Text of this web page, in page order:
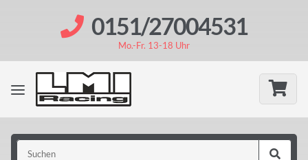
0151/27004531
Mo.-Fr. 13-18 Uhr